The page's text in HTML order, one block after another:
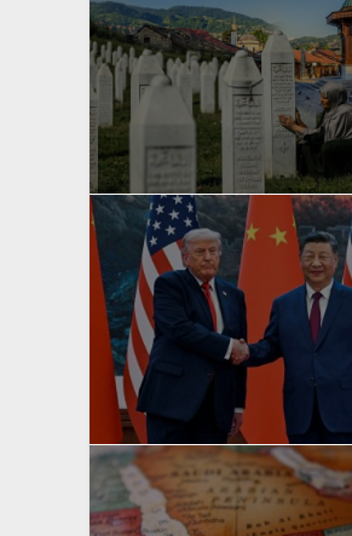
yazan
Bahri Ak
yazan
Bahri Ak